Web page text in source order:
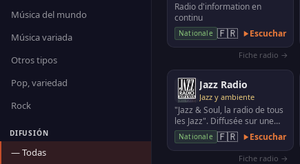
Música del mundo
Música variada
Otros tipos
Pop, variedad
Rock
DIFUSIÓN
— Todas
Radio d'information en
continu
Nationale 🇫🇷 Escuchar
Fiche radio →
Jazz Radio
Jazz y ambiente
"Jazz & Soul, la radio de tous
les Jazz". Diffusée sur une
trentaine de fréquences en
France, a…
Nationale 🇫🇷 Escuchar
Fiche radio →